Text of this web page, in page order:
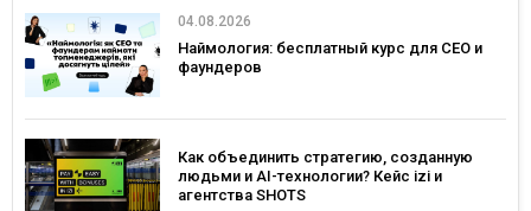
04.08.2026
Наймология: бесплатный курс для CEO и
фаундеров
Как объединить стратегию, созданную
людьми и AI-технологии? Кейс izi и
агентства SHOTS